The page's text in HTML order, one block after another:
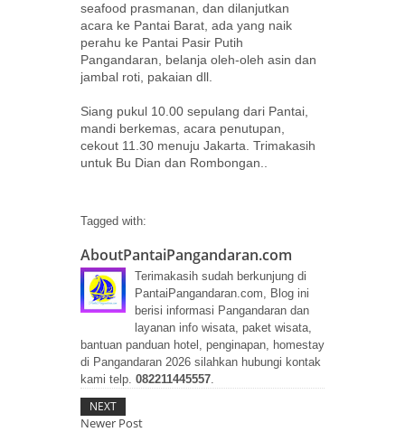
seafood prasmanan, dan dilanjutkan
acara ke Pantai Barat, ada yang naik
perahu ke Pantai Pasir Putih
Pangandaran, belanja oleh-oleh asin dan
jambal roti, pakaian dll.
Siang pukul 10.00 sepulang dari Pantai,
mandi berkemas, acara penutupan,
cekout 11.30 menuju Jakarta. Trimakasih
untuk Bu Dian dan Rombongan..
Tagged with:
AboutPantaiPangandaran.com
Terimakasih sudah berkunjung di
PantaiPangandaran.com, Blog ini
berisi informasi Pangandaran dan
layanan info wisata, paket wisata,
bantuan panduan hotel, penginapan, homestay
di Pangandaran 2026 silahkan hubungi kontak
kami telp. 082211445557.
NEXT
Newer Post